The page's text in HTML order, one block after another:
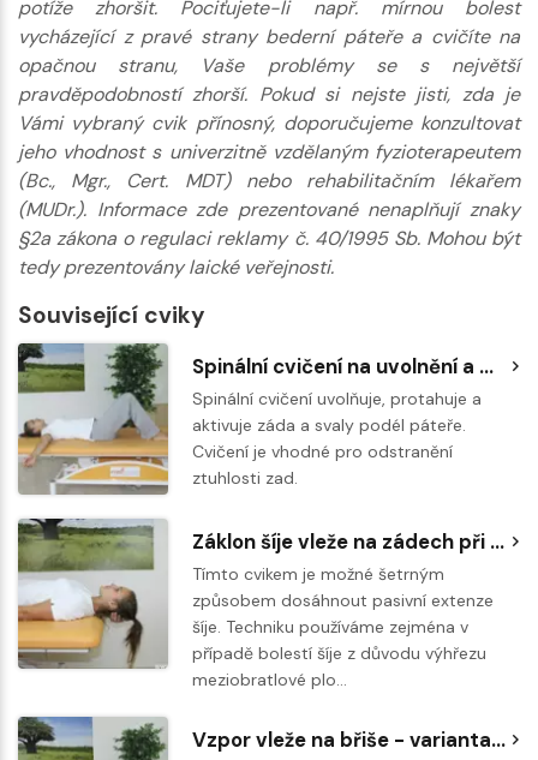
potíže zhoršit. Pociťujete-li např. mírnou bolest
vycházející z pravé strany bederní páteře a cvičíte na
opačnou stranu, Vaše problémy se s největší
pravděpodobností zhorší. Pokud si nejste jisti, zda je
Vámi vybraný cvik přínosný, doporučujeme konzultovat
jeho vhodnost s univerzitně vzdělaným fyzioterapeutem
(Bc., Mgr., Cert. MDT) nebo rehabilitačním lékařem
(MUDr.). Informace zde prezentované nenaplňují znaky
§2a zákona o regulaci reklamy č. 40/1995 Sb. Mohou být
tedy prezentovány laické veřejnosti.
Související cviky
Spinální cvičení na uvolnění a protažení hlubokých svalů páteře
Spinální cvičení uvolňuje, protahuje a
aktivuje záda a svaly podél páteře.
Cvičení je vhodné pro odstranění
ztuhlosti zad.
Záklon šíje vleže na zádech při výhřezu meziobratlové ploténky v krční páteři
Tímto cvikem je možné šetrným
způsobem dosáhnout pasivní extenze
šíje. Techniku používáme zejména v
případě bolestí šíje z důvodu výhřezu
meziobratlové plo…
Vzpor vleže na břiše - varianta cviku s větším rozsahem pohybu